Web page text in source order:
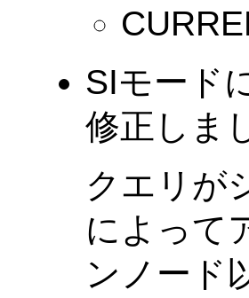
SIモード
修正しま
クエリが
によって
ンノード